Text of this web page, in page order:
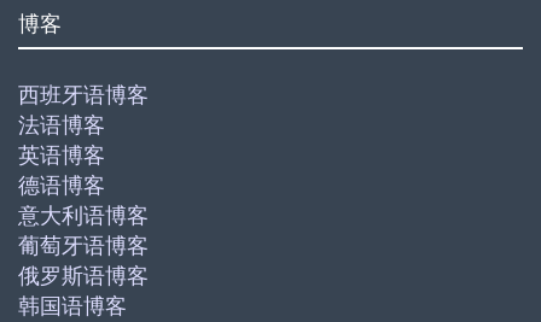
博客
西班牙语博客
法语博客
英语博客
德语博客
意大利语博客
葡萄牙语博客
俄罗斯语博客
韩国语博客